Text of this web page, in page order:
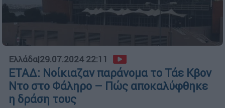
Ελλάδα|29.07.2024 22:11
ΕΤΑΔ: Νοίκιαζαν παράνομα το Τάε Κβον
Ντο στο Φάληρο – Πώς αποκαλύφθηκε
η δράση τους